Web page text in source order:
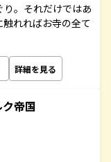
。それだけではあ
れればお寺の全て
詳細を見る
帝国